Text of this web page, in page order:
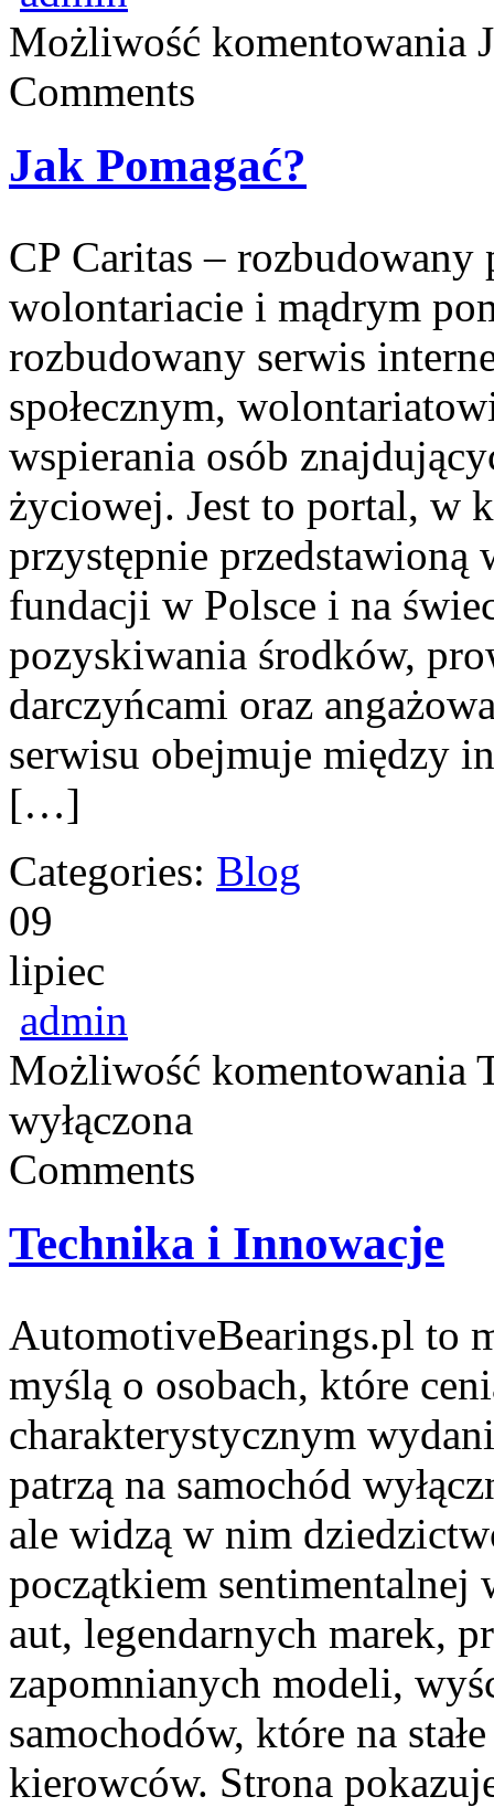
Możliwość komentowania
Comments
Jak Pomagać?
CP Caritas –
wolontariacie i mądrym
rozbudowany serwis
społecznym,
wspierania osób
życiowej. Jest to portal, w
przystępnie przedstawioną
fundacji w Polsce i na
pozyskiwania środków,
darczyńcami oraz
serwisu obejmuje między
[…]
Categories: Blog
09
lipiec
admin
Możliwość komentowania
wyłączona
Comments
Technika i Innowacje
AutomotiveBearings.pl to
myślą o osobach, które
charakterystycznym
patrzą na samochód
ale widzą w nim
początkiem
aut, legendarnych marek,
zapomnianych modeli,
samochodów, które na
kierowców. Strona